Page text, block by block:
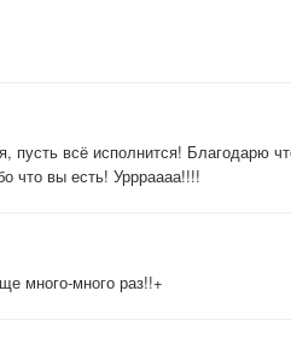
пусть всё исполнится! Благодарю
что вы есть! Уррраааа!!!!
много-много раз!!+